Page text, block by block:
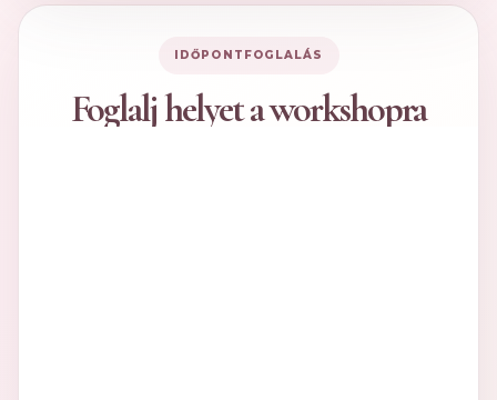
IDŐPONTFOGLALÁS
Foglalj helyet a workshopra